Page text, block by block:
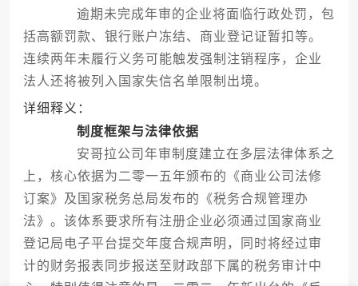
逾期未完成年审的企业将面临行政处罚，包
括高额罚款、银行账户冻结、商业登记证暂扣等。
连续两年未履行义务可能触发强制注销程序，企业
法人还将被列入国家失信名单限制出境。
详细释义：
制度框架与法律依据
安哥拉公司年审制度建立在多层法律体系之
上，核心依据为二零一五年颁布的《商业公司法修
订案》及国家税务总局发布的《税务合规管理办
法》。该体系要求所有注册企业必须通过国家商业
登记局电子平台提交年度合规声明，同时将经过审
计的财务报表同步报送至财政部下属的税务审计中